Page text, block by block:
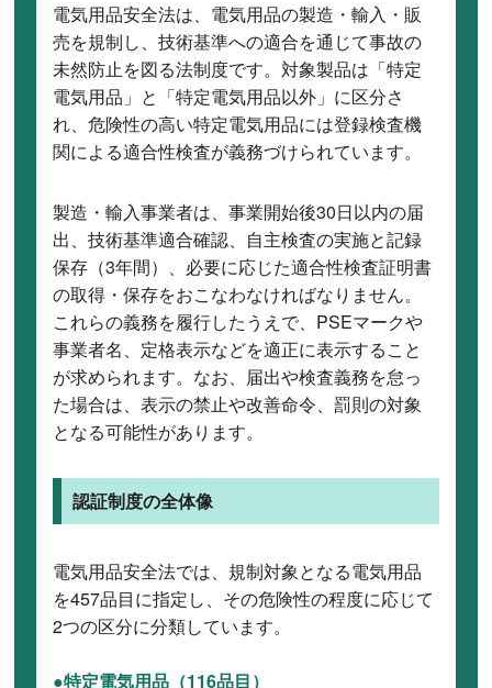
電気用品安全法は、電気用品の製造・輸入・販
売を規制し、技術基準への適合を通じて事故の
未然防止を図る法制度です。対象製品は「特定
電気用品」と「特定電気用品以外」に区分さ
れ、危険性の高い特定電気用品には登録検査機
関による適合性検査が義務づけられています。
製造・輸入事業者は、事業開始後30日以内の届
出、技術基準適合確認、自主検査の実施と記録
保存（3年間）、必要に応じた適合性検査証明書
の取得・保存をおこなわなければなりません。
これらの義務を履行したうえで、PSEマークや
事業者名、定格表示などを適正に表示すること
が求められます。なお、届出や検査義務を怠っ
た場合は、表示の禁止や改善命令、罰則の対象
となる可能性があります。
認証制度の全体像
電気用品安全法では、規制対象となる電気用品
を457品目に指定し、その危険性の程度に応じて
2つの区分に分類しています。
●特定電気用品（116品目）